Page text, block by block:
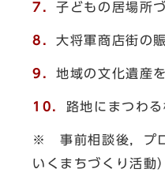
7．子どもの居場所
8．大将軍商店街の
9．地域の文化遺産
10． 路地にまつわ
※ 事前相談後，プ
いくまちづくり活動